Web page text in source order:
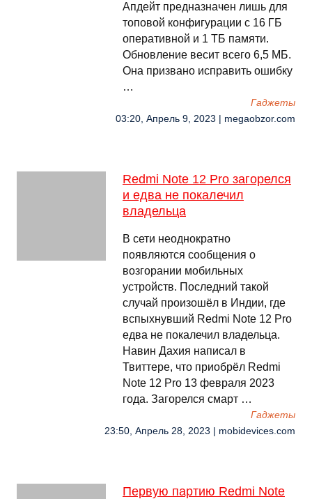
Апдейт предназначен лишь для
топовой конфигурации с 16 ГБ
оперативной и 1 ТБ памяти.
Обновление весит всего 6,5 МБ.
Она призвано исправить ошибку
…
Гаджеты
03:20, Апрель 9, 2023 | megaobzor.com
Redmi Note 12 Pro загорелся
и едва не покалечил
владельца
В сети неоднократно
появляются сообщения о
возгорании мобильных
устройств. Последний такой
случай произошёл в Индии, где
вспыхнувший Redmi Note 12 Pro
едва не покалечил владельца.
Навин Дахия написал в
Твиттере, что приобрёл Redmi
Note 12 Pro 13 февраля 2023
года. Загорелся смарт …
Гаджеты
23:50, Апрель 28, 2023 | mobidevices.com
Первую партию Redmi Note